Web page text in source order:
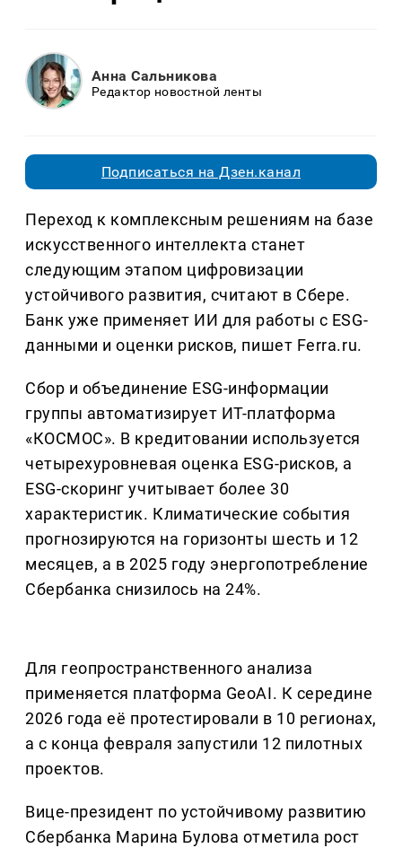
Анна Сальникова
Редактор новостной ленты
Подписаться на Дзен.канал
Переход к комплексным решениям на базе
искусственного интеллекта станет
следующим этапом цифровизации
устойчивого развития, считают в Сбере.
Банк уже применяет ИИ для работы с ESG-
данными и оценки рисков, пишет Ferra.ru.
Сбор и объединение ESG-информации
группы автоматизирует ИТ-платформа
«КОСМОС». В кредитовании используется
четырехуровневая оценка ESG-рисков, а
ESG-скоринг учитывает более 30
характеристик. Климатические события
прогнозируются на горизонты шесть и 12
месяцев, а в 2025 году энергопотребление
Сбербанка снизилось на 24%.
Для геопространственного анализа
применяется платформа GeoAI. К середине
2026 года её протестировали в 10 регионах,
а с конца февраля запустили 12 пилотных
проектов.
Вице-президент по устойчивому развитию
Сбербанка Марина Булова отметила рост